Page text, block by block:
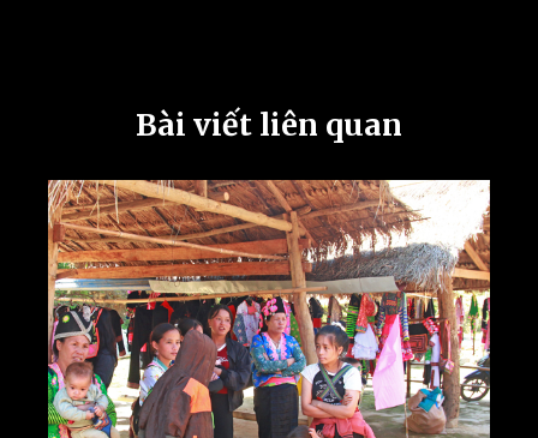
Bài viết liên quan